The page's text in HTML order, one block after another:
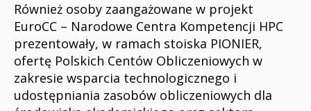
Również osoby zaangażowane w projekt
EuroCC – Narodowe Centra Kompetencji HPC
prezentowały, w ramach stoiska PIONIER,
ofertę Polskich Centów Obliczeniowych w
zakresie wsparcia technologicznego i
udostępniania zasobów obliczeniowych dla